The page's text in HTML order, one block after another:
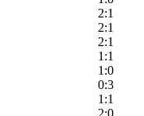
2:1
2:1
2:1
1:1
1:0
0:3
1:1